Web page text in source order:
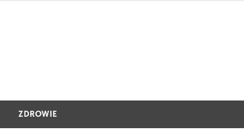
ZDROWIE